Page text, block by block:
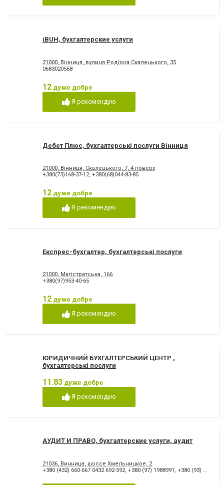
iBUH, бухгалтерские услуги
21000, Вінниця, вулиця Родіона Скалецького, 35
0683020568
12 дуже добре
Я рекомендую
Дебет Плюс, бухгалтерські послуги Вінниця
21000, Вінниця, Скалецького, 7, 4 поверх
+380(73)168-37-12, +380(68)044-83-85
12 дуже добре
Я рекомендую
Експрес-бухгалтер, бухгалтерські послуги
21000, Магістратська, 166
+380(97)953-40-65
12 дуже добре
Я рекомендую
ЮРИДИЧНИЙ БУХГАЛТЕРСЬКИЙ ЦЕНТР ,
бухгалтерські послуги
11.83 дуже добре
Я рекомендую
АУДИТ И ПРАВО, бухгалтерские услуги, аудит
21036, Винница, шоссе Хмельницкое, 2
+380 (432) 660-667 0432 692-592, +380 (97) 1988991 , +380 (93) 4124343